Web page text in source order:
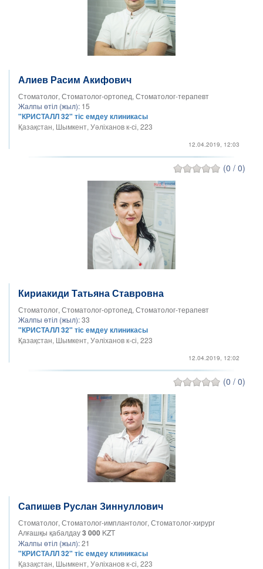
Алиев Расим Акифович
Стоматолог, Стоматолог-ортопед, Стоматолог-терапевт
Жалпы өтіл (жыл): 15
"КРИСТАЛЛ 32" тіс емдеу клиникасы
Қазақстан, Шымкент, Уәліханов к-сі, 223
12.04.2019, 12:03
(0 / 0)
Кириакиди Татьяна Ставровна
Стоматолог, Стоматолог-ортопед, Стоматолог-терапевт
Жалпы өтіл (жыл):33
"КРИСТАЛЛ 32" тіс емдеу клиникасы
Қазақстан, Шымкент, Уәліханов к-сі, 223
12.04.2019, 12:02
(0 / 0)
Сапишев Руслан Зиннуллович
Стоматолог, Стоматолог-имплантолог, Стоматолог-хирург
Алғашқы қабалдау3 000 KZT
Жалпы өтіл (жыл):21
"КРИСТАЛЛ 32" тіс емдеу клиникасы
Қазақстан, Шымкент, Уәліханов к-сі, 223